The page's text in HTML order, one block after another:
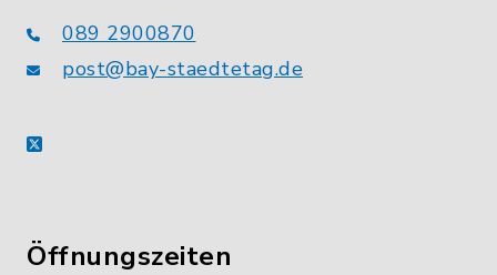
089 2900870
post@bay-staedtetag.de
X
Öffnungszeiten